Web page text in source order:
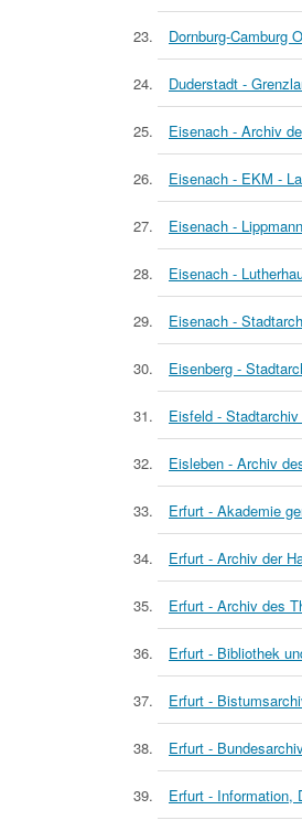
Dornburg-Camburg
Duderstadt -
Eisenach - Archiv
Eisenach - EKM -
Eisenach -
Eisenach -
Eisenach -
Eisenberg -
Eisfeld -
Eisleben - Archiv
Erfurt - Akademie
Erfurt - Archiv der
Erfurt - Archiv des
Erfurt - Bibliothek
Erfurt -
Erfurt -
Erfurt - Information,